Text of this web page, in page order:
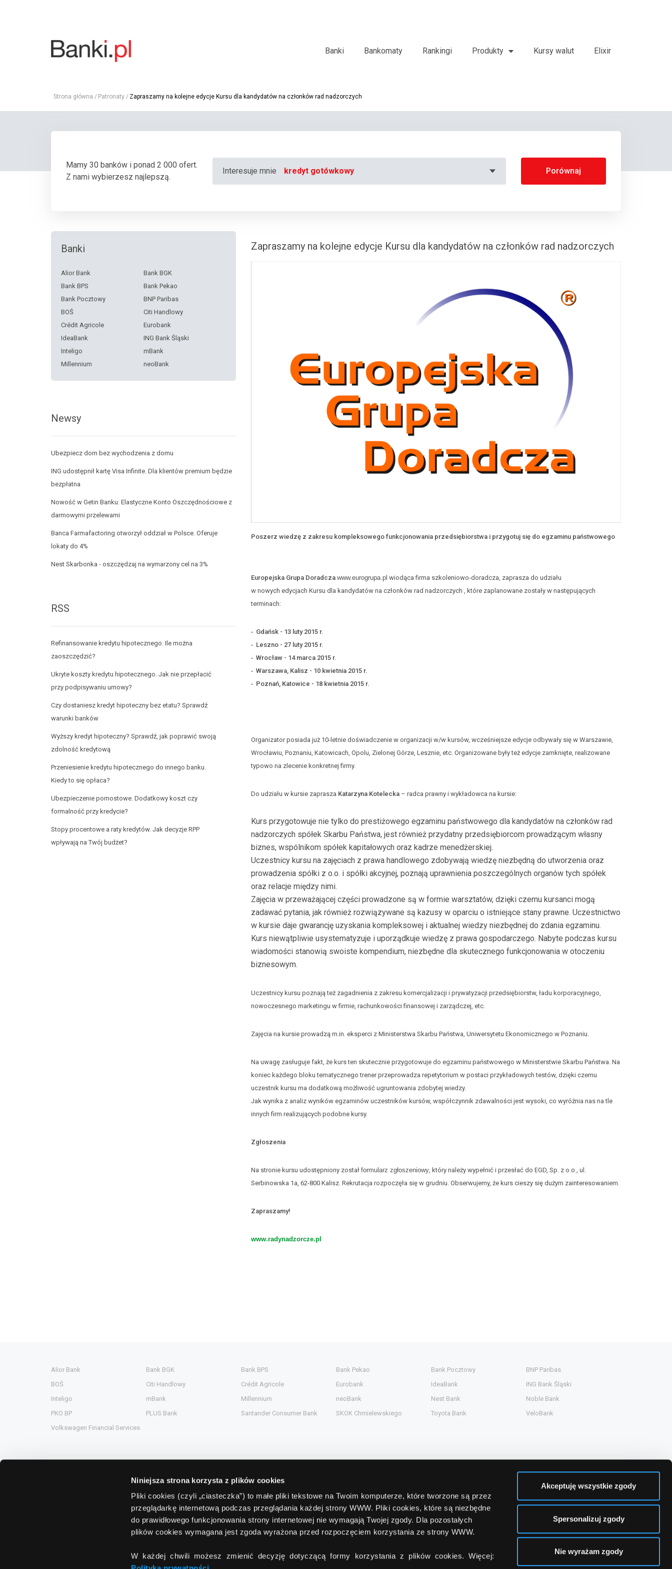
Niniejsza strona korzysta z plików cookies
Pliki cookies (czyli „ciasteczka”) to małe pliki tekstowe na Twoim komputerze, które tworzone są przez
przeglądarkę internetową podczas przeglądania każdej strony WWW. Pliki cookies, które są niezbędne
do prawidłowego funkcjonowania strony internetowej nie wymagają Twojej zgody. Dla pozostałych
plików cookies wymagana jest zgoda wyrażona przed rozpoczęciem korzystania ze strony WWW.
W każdej chwili możesz zmienić decyzję dotyczącą formy korzystania z plików cookies. Więcej:
Akceptuję wszystkie zgody
Spersonalizuj zgody
Nie wyrażam zgody
Banki Bankomaty Rankingi Produkty Kursy walut Elixir
Strona główna Patronaty Zapraszamy na kolejne edycje Kursu dla kandydatów na członków rad nadzorczych
Mamy 30 banków i ponad 2 000 ofert.
Z nami wybierzesz najlepszą.
Interesuje mnie kredyt gotówkowy Porównaj
Banki
Alior Bank
Bank BGK
Bank BPS
Bank Pekao
Bank Pocztowy
BNP Paribas
BOŚ
Citi Handlowy
Crédit Agricole
Eurobank
IdeaBank
ING Bank Śląski
Inteligo
mBank
Millennium
neoBank
Toyota Bank
Newsy
Ubezpiecz dom bez wychodzenia z domu
ING udostępnił kartę Visa Infinite. Dla klientów premium będzie
bezpłatna
Nowość w Getin Banku: Elastyczne Konto Oszczędnościowe z
darmowymi przelewami
Banca Farmafactoring otworzył oddział w Polsce. Oferuje
lokaty do 4%
Nest Skarbonka - oszczędzaj na wymarzony cel na 3%
RSS
Refinansowanie kredytu hipotecznego. Ile można
zaoszczędzić?
Ukryte koszty kredytu hipotecznego. Jak nie przepłacić
przy podpisywaniu umowy?
Czy dostaniesz kredyt hipoteczny bez etatu? Sprawdź
warunki banków
Wyższy kredyt hipoteczny? Sprawdź, jak poprawić swoją
zdolność kredytową
Przeniesienie kredytu hipotecznego do innego banku.
Kiedy to się opłaca?
Ubezpieczenie pomostowe. Dodatkowy koszt czy
formalność przy kredycie?
Stopy procentowe a raty kredytów. Jak decyzje RPP
wpływają na Twój budżet?
Zapraszamy na kolejne edycje Kursu dla kandydatów na członków rad nadzorczych
Poszerz wiedzę z zakresu kompleksowego funkcjonowania przedsiębiorstwa i przygotuj się do egzaminu państwowego
Europejska Grupa Doradcza www.eurogrupa.pl wiodąca firma szkoleniowo-doradcza, zaprasza do udziału
w nowych edycjach Kursu dla kandydatów na członków rad nadzorczych , które zaplanowane zostały w następujących
terminach:
Gdańsk - 13 luty 2015 r.
Leszno - 27 luty 2015 r.
Wrocław - 14 marca 2015 r.
Warszawa, Kalisz - 10 kwietnia 2015 r.
Poznań, Katowice - 18 kwietnia 2015 r.
Organizator posiada już 10-letnie doświadczenie w organizacji w/w kursów, wcześniejsze edycje odbywały się w Warszawie,
Wrocławiu, Poznaniu, Katowicach, Opolu, Zielonej Górze, Lesznie, etc. Organizowane były też edycje zamknięte, realizowane
typowo na zlecenie konkretnej firmy.
Do udziału w kursie zaprasza Katarzyna Kotelecka – radca prawny i wykładowca na kursie:
Kurs przygotowuje nie tylko do prestiżowego egzaminu państwowego dla kandydatów na członków rad
nadzorczych spółek Skarbu Państwa, jest również przydatny przedsiębiorcom prowadzącym własny
biznes, wspólnikom spółek kapitałowych oraz kadrze menedżerskiej.
Uczestnicy kursu na zajęciach z prawa handlowego zdobywają wiedzę niezbędną do utworzenia oraz
prowadzenia spółki z o.o. i spółki akcyjnej, poznają uprawnienia poszczególnych organów tych spółek
oraz relacje między nimi.
Zajęcia w przeważającej części prowadzone są w formie warsztatów, dzięki czemu kursanci mogą
zadawać pytania, jak również rozwiązywane są kazusy w oparciu o istniejące stany prawne. Uczestnictwo
w kursie daje gwarancję uzyskania kompleksowej i aktualnej wiedzy niezbędnej do zdania egzaminu.
Kurs niewątpliwie usystematyzuje i uporządkuje wiedzę z prawa gospodarczego. Nabyte podczas kursu
wiadomości stanowią swoiste kompendium, niezbędne dla skutecznego funkcjonowania w otoczeniu
biznesowym.
Uczestnicy kursu poznają też zagadnienia z zakresu komercjalizacji i prywatyzacji przedsiębiorstw, ładu korporacyjnego,
nowoczesnego marketingu w firmie, rachunkowości finansowej i zarządczej, etc.
Zajęcia na kursie prowadzą m.in. eksperci z Ministerstwa Skarbu Państwa, Uniwersytetu Ekonomicznego w Poznaniu.
Na uwagę zasługuje fakt, że kurs ten skutecznie przygotowuje do egzaminu państwowego w Ministerstwie Skarbu Państwa. Na
koniec każdego bloku tematycznego trener przeprowadza repetytorium w postaci przykładowych testów, dzięki czemu
uczestnik kursu ma dodatkową możliwość ugruntowania zdobytej wiedzy.
Jak wynika z analiz wyników egzaminów uczestników kursów, współczynnik zdawalności jest wysoki, co wyróżnia nas na tle
innych firm realizujących podobne kursy.
Zgłoszenia
Na stronie kursu udostępniony został formularz zgłoszeniowy, który należy wypełnić i przesłać do EGD, Sp. z o.o., ul.
Serbinowska 1a, 62-800 Kalisz. Rekrutacja rozpoczęła się w grudniu. Obserwujemy, że kurs cieszy się dużym zainteresowaniem.
Zapraszamy!
www.radynadzorcze.pl
Alior Bank Bank BGK Bank BPS Bank Pekao Bank Pocztowy
BNP Paribas
BOŚ
Citi Handlowy Crédit Agricole Eurobank IdeaBank
ING Bank Śląski
Inteligo
mBank Millennium neoBank Nest Bank
Noble Bank
PKO BP
PLUS Bank Santander Consumer Bank SKOK Chmielewskiego Toyota Bank
VeloBank
Volkswagen Financial Services
ComperiaAgent.pl
ComperiaLead.pl
Comperia.pl S.A.
ul. Konstruktorska 13
(wejście C)
tel./fax:+48 22 642 91 19